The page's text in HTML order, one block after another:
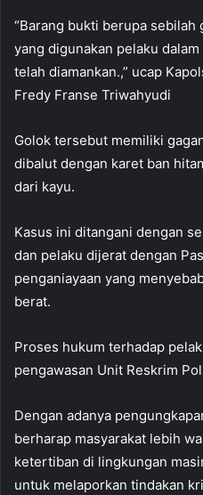
“Barang bukti berupa sebilah
yang digunakan pelaku
telah diamankan.,” ucap
Fredy Franse Triwahyudi
Golok tersebut memiliki
dibalut dengan karet ban
dari kayu.
Kasus ini ditangani dengan
dan pelaku dijerat dengan
penganiayaan yang
berat.
Proses hukum terhadap
pengawasan Unit Reskrim
Dengan adanya
berharap masyarakat lebih
ketertiban di lingkungan
untuk melaporkan tindakan